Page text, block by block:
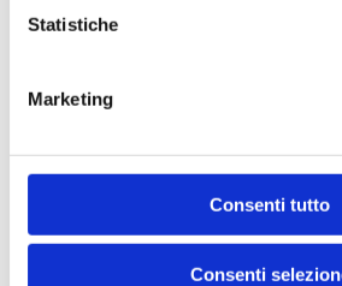
Statistiche
Marketing
Consenti tutto
Consenti
piscina interrata.
realizzazione di un’ampissima
(lisce o sabbiate), trame (listello o
così da ben adattarsi a qualsiasi
Richiedete maggiori